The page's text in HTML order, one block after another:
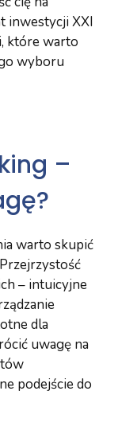
inwestycji XXI
które warto
wyboru
–
warto skupić
– intuicyjne
dla
uwagę na
podejście do